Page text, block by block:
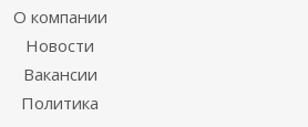
О компании
Новости
Вакансии
Политика